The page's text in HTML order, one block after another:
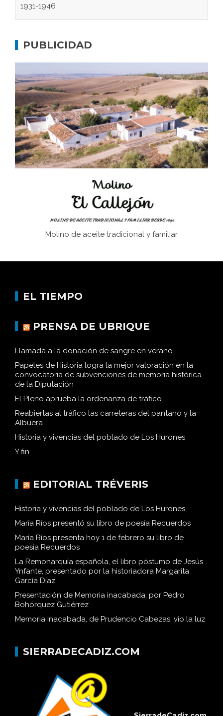
1931-1946
concentración nazis
Bornos
El Frente Popular. Ubrique, febrero-julio 1936
Juntar las letras. La alfabetización en el campo: del
afán de saber a la autogestión
Historia y vivencias del poblado de Los Hurones
PUBLICIDAD
Molino de aceite tradicional y familiar
EL TIEMPO
PRENSA DE UBRIQUE
Llamada a la donación de sangre en verano
Papeles de Historia logra la mejor valoración en la
convocatoria de subvenciones de memoria histórica
de la Diputación
El Pleno aprueba la ordenanza de tráfico
Reabiertas al tráfico las carreteras del pantano y la
Albuera
Historia y vivencias del poblado de Los Hurones
Y fin
EDITORIAL TRÉVERIS
Historia y vivencias del poblado de Los Hurones
María Ríos presentó su libro de poesía Recuerdos
María Ríos presenta hoy 1 de febrero su libro de
poesía Recuerdos
La Remonarquía española, el libro póstumo de Jesús
Ynfante, presentado por la historiadora Margarita
García Díaz
Presentación de Memoria inacabada, por Pedro
Bohórquez Gutiérrez
Memoria inacabada, de Prudencio Cabezas, vio la luz
SIERRADECADIZ.COM